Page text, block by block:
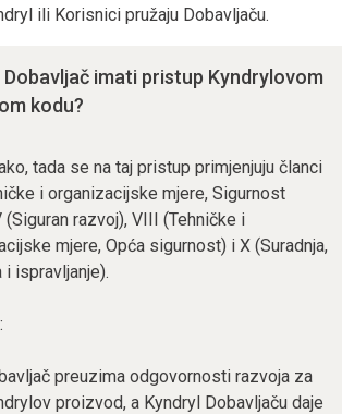
ili Korisnici pružaju Dobavljaču.
Dobavljač imati pristup Kyndrylovom
kodu?
tada se na taj pristup primjenjuju članci
i organizacijske mjere, Sigurnost
(Siguran razvoj), VIII (Tehničke i
mjere, Opća sigurnost) i X (Suradnja,
i ispravljanje).
preuzima odgovornosti razvoja za
proizvod, a Kyndryl Dobavljaču daje